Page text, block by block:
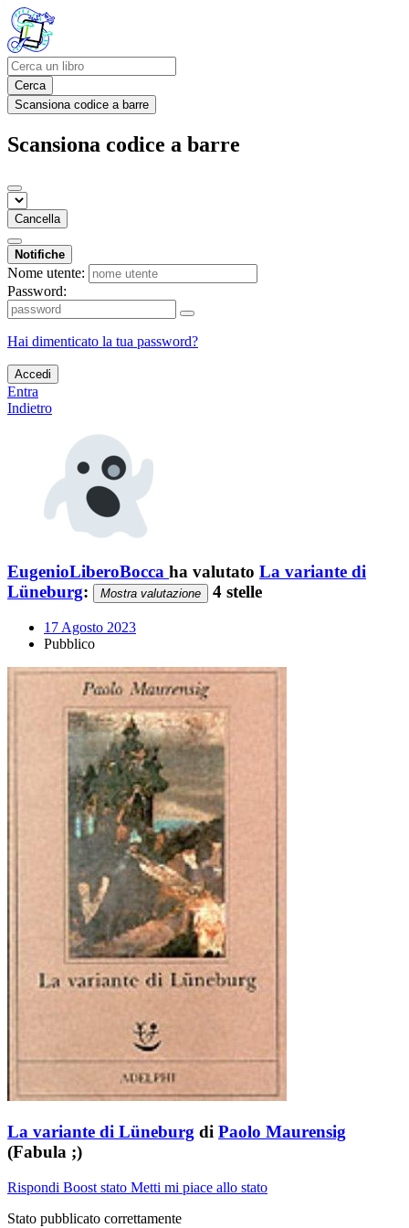
Cerca
Scansiona codice a barre
Scansiona codice a barre
Cancella
Notifiche
Nome utente:
Password:
Hai dimenticato la tua password?
Accedi
Entra
Indietro
EugenioLiberoBocca ha valutato La variante di
Lüneburg: Mostra valutazione 4 stelle
17 Agosto 2023
Pubblico
La variante di Lüneburg di Paolo Maurensig
(Fabula ;)
Rispondi Boost stato Metti mi piace allo stato
Stato pubblicato correttamente